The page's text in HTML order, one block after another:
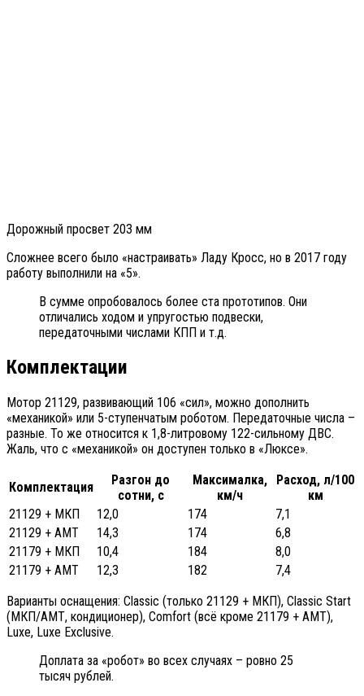
Дорожный просвет 203 мм
Сложнее всего было «настраивать» Ладу Кросс, но в 2017 году
работу выполнили на «5».
В сумме опробовалось более ста прототипов. Они
отличались ходом и упругостью подвески,
передаточными числами КПП и т.д.
Комплектации
Мотор 21129, развивающий 106 «сил», можно дополнить
«механикой» или 5-ступенчатым роботом. Передаточные числа –
разные. То же относится к 1,8-литровому 122-сильному ДВС.
Жаль, что с «механикой» он доступен только в «Люксе».
Комплектация
Разгон до
сотни, с
Максималка,
км/ч
Расход, л/100
км
21129 + МКП
12,0 174
7,1
21129 + АМТ
14,3 174
6,8
21179 + МКП
10,4 184
8,0
21179 + АМТ
12,3 182
7,4
Варианты оснащения: Classic (только 21129 + МКП), Classic Start
(МКП/АМТ, кондиционер), Comfort (всё кроме 21179 + АМТ),
Luxe, Luxe Exclusive.
Доплата за «робот» во всех случаях – ровно 25
тысяч рублей.